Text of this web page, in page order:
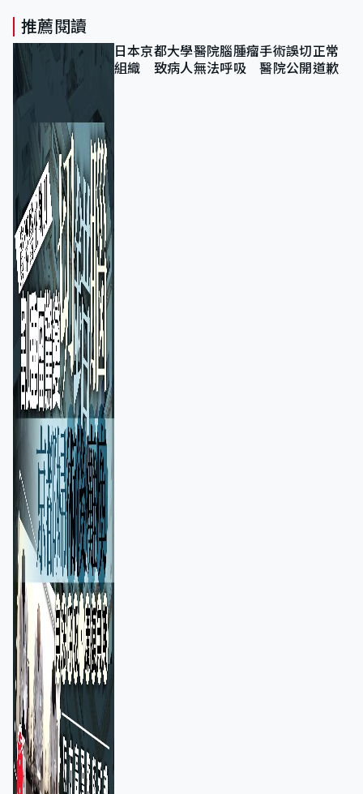
推薦閱讀
日本京都大學醫院腦腫瘤手術誤切正常
組織 致病人無法呼吸 醫院公開道歉